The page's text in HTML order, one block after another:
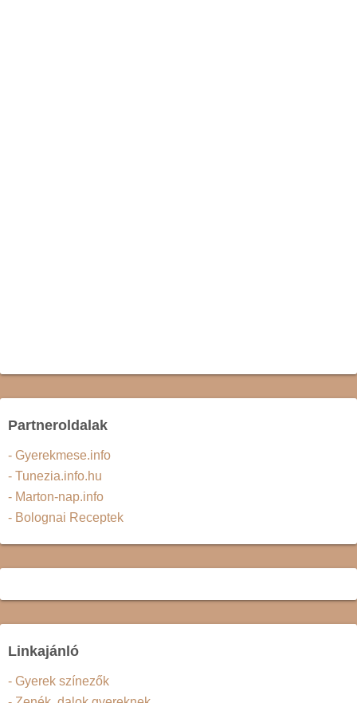
Partneroldalak
- Gyerekmese.info
- Tunezia.info.hu
- Marton-nap.info
- Bolognai Receptek
Linkajánló
- Gyerek színezők